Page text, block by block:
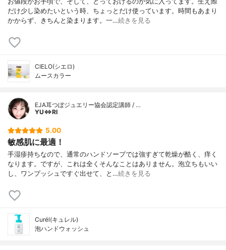
だけ少し染めたいという時、ちょっとだけ使っています。時間もあまり
かからず、きちんと染まります。一…続きを見る
CIELO(シエロ)
ムースカラー
EJA耳つぼジュエリー協会認定講師 / …
YU⇔RI
5.00
敏感肌に最適！
手湿疹持ちなので、通常のハンドソープでは強すぎて乾燥が酷く、痒く
なります。ですが、これは全くそんなことはありません。泡立ちもいい
し、ワンプッシュですぐ出せて、と…続きを見る
Curél(キュレル)
泡ハンドウォッシュ